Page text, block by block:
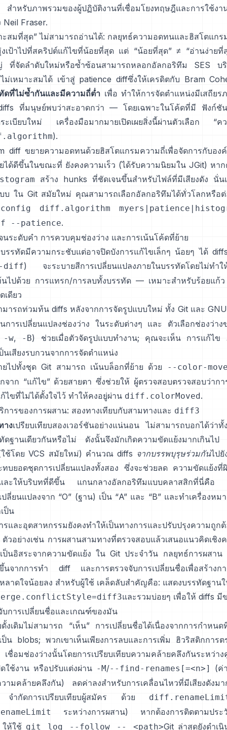
สำหรับภาพรวมของผู้ปฏิบัติงานที่เชื่อมโยงทฤษฎีและการใช้ง
Fraser.
ะสมที่สุด” ไม่สามารถอ่านได้: กลยุทธ์ความอดทนและฮิสโตแกร
ป้าไปที่สคริปต์แก้ไขที่น้อยที่สุด แต่ “น้อยที่สุด” ≠ “อ่านง่ายที่
ที่จัดลำดับใหม่หรือซ้ำซ้อนสามารถหลอกอัลกอริทึม SES บ
ม่เหมาะสมได้ เข้าสู่ patience diffซึ่งให้เครดิตกับ Bram
ดที่ไม่ซ้ำกันและมีความถี่ต่ำเพื่อ ทำให้การจัดตำแหน่งมีเสถียร
ที่มนุษย์พบว่าสะอาดกว่า — โดยเฉพาะในโค้ดที่มี ฟังก์ชั
ะเบียบใหม่ เครื่องมือมากมายเปิดเผยสิ่งนี้ผ่านตัวเลือก “ค
).
diff ขยายความอดทนด้วยฮิสโตแกรมความถี่เพื่อจัดการกับอง
ได้ดีขึ้นในขณะที่ ยังคงความเร็ว (ได้รับความนิยมใน JGit) หา
สร้าง hunks ที่ชัดเจนขึ้นสำหรับไฟล์ที่มีเสียงดัง นั่น
บ ใน Git สมัยใหม่ คุณสามารถเลือกอัลกอริทึมได้ทั่วโลกหรือต่
diff.algorithm
--patience.
นระดับคำ การควบคุมช่องว่าง และการเน้นโค้ดที่ย้าย
รรทัดมีความกระชับแต่อาจปิดบังการแก้ไขเล็กๆ น้อยๆ ได้
diff) จะระบายสีการเปลี่ยนแปลงภายในบรรทัดโดยไม่ทำใ
ไปด้วย การแทรก/การลบทั้งบรรทัด — เหมาะสำหรับร้อยแก้ว
เดียว
มารถท่วมท้น diffs หลังจากการจัดรูปแบบใหม่ ทั้ง Git และ
การเปลี่ยนแปลงช่องว่าง ในระดับต่างๆ และ
ตัวเลือกช่องว่า
-w, -B) ช่วยเมื่อตัวจัดรูปแบบทำงาน; คุณจะเห็น การแก้ไข
นเสียงรบกวนจากการจัดตำแหน่ง
ยไปทั้งชุด Git สามารถ เน้นบล็อกที่ย้าย ด้วย --color-
จาก “แก้ไข” ด้วยสายตา ซึ่งช่วยให้ ผู้ตรวจสอบตรวจสอบว่ากา
ไขที่ไม่ได้ตั้งใจไว้ ทำให้คงอยู่ผ่าน diff.colorMoved.
การของการผสาน: สองทางเทียบกับสามทางและ diff3
างเปรียบเทียบสองเวอร์ชันอย่างแน่นอน ไม่สามารถบอกได้ว่า
ดฐานเดียวกันหรือไม่ ดังนั้นจึงมักเกิดความขัดแย้งมากเกินไป
ช้โดย VCS สมัยใหม่) คำนวณ diffs จากบรรพบุรุษร่วมกันไปยั
ทบยอดชุดการเปลี่ยนแปลงทั้งสอง ซึ่งจะช่วยลด ความขัดแย้งที่
ละให้บริบทที่ดีขึ้น แกนกลางอัลกอริทึมแบบคลาสสิกที่นี่คือ
ปลี่ยนแปลงจาก “O” (ฐาน) เป็น “A” และ “B” และทำเครื่องหม
ป็น
รและอุตสาหกรรมยังคงทำให้เป็นทางการและปรับปรุงความถูก
วอย่างเช่น การผสานสามทางที่ตรวจสอบแล้วเสนอแนวคิดเชิง
ป็นอิสระจากความขัดแย้ง ใน Git ประจำวัน กลยุทธ์การผสาน
นจากการทำ diff และการตรวจจับการเปลี่ยนชื่อเพื่อสร้างก
ลาดใจน้อยลง สำหรับผู้ใช้ เคล็ดลับสำคัญคือ: แสดงบรรทัดฐาน
และรวมบ่อยๆ เพื่อให้ diffs มี
บการเปลี่ยนชื่อและเกณฑ์ของมัน
งเดิมไม่สามารถ “เห็น” การเปลี่ยนชื่อได้เนื่องจากการกำหนด
ป็น blobs; พวกเขาเห็นเพียงการลบและการเพิ่ม
ฮิวริสติกการต
เชื่อมช่องว่างนั้นโดยการเปรียบเทียบความคล้ายคลึงกันระหว่า
ใช้งาน หรือปรับแต่งผ่าน -M/--find-renames[=<n>]
(ค่
มคล้ายคลึงกัน) ลดค่าลงสำหรับการเคลื่อนไหวที่มีเสียงดัง
จำกัดการเปรียบเทียบผู้สมัคร
ด้วย
ระหว่างการผสาน) หากต้องการติดตามประ
ให้ใช้ git log --follow -- <path>Git ล่าสุดยังดำเนิ